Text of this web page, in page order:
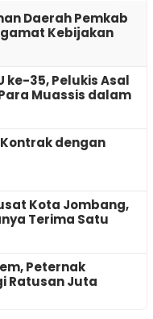
Daerah Pemkab
Kebijakan
ke-35, Pelukis Asal
Muassis dalam
dengan
Kota Jombang,
Terima Satu
Peternak
Ratusan Juta